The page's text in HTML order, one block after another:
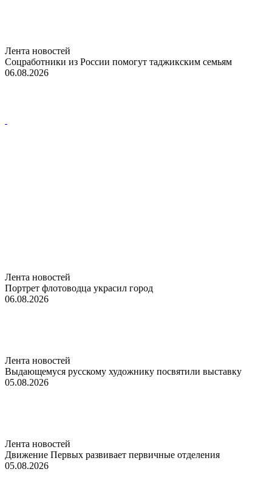
Лента новостей
Соцработники из России помогут таджикским семьям
06.08.2026
Лента новостей
Портрет флотоводца украсил город
06.08.2026
Лента новостей
Выдающемуся русскому художнику посвятили выставку
05.08.2026
Лента новостей
Движение Первых развивает первичные отделения
05.08.2026